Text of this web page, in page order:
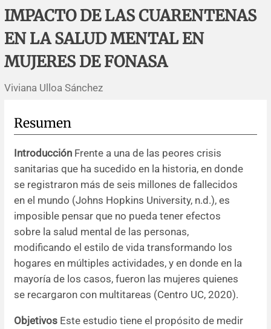
Errata y notas de reserva
Agradecimientos
Impressum
Revisiones sistemáticas
Protocolos
Evaluaciones económicas
Revisiones clínicas
Artículos de revisión
Notas metodológicas
Comunicaciones breves
Problemas de salud pública
Notas históricas y reseñas
Reporte de caso
Notas técnicas
Descripción
Políticas editoriales
Instrucciones para autores
Patrocinadores y financiamiento
Editores
Comité editorial
Resúmenes de congresos
Noticias
IMPACTO DE LAS CUARENTENAS
EN LA SALUD MENTAL EN
MUJERES DE FONASA
Viviana Ulloa Sánchez
Resumen
Introducción Frente a una de las peores crisis
sanitarias que ha sucedido en la historia, en donde
se registraron más de seis millones de fallecidos
en el mundo (Johns Hopkins University, n.d.), es
imposible pensar que no pueda tener efectos
sobre la salud mental de las personas,
modificando el estilo de vida transformando los
hogares en múltiples actividades, y en donde en la
mayoría de los casos, fueron las mujeres quienes
se recargaron con multitareas (Centro UC, 2020).
Objetivos Este estudio tiene el propósito de medir